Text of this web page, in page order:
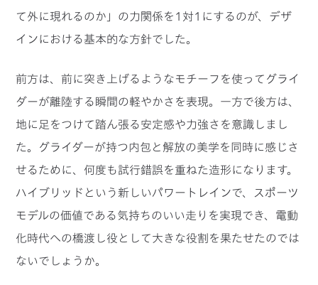
て外に現れるのか」の力関係を1対1にするのが、デザ
インにおける基本的な方針でした。
前方は、前に突き上げるようなモチーフを使ってグライ
ダーが離陸する瞬間の軽やかさを表現。一方で後方は、
地に足をつけて踏ん張る安定感や力強さを意識しまし
た。グライダーが持つ内包と解放の美学を同時に感じさ
せるために、何度も試行錯誤を重ねた造形になります。
ハイブリッドという新しいパワートレインで、スポーツ
モデルの価値である気持ちのいい走りを実現でき、電動
化時代への橋渡し役として大きな役割を果たせたのでは
ないでしょうか。